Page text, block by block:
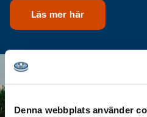
Denna webbplats använder
Läs mer här